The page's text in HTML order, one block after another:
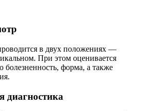
в двух положениях —
При этом оценивается
болезненность, форма, а также
диагностика